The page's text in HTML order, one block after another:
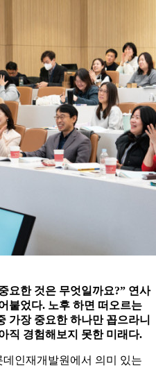
요한 것은 무엇일까요?” 연사
붙었다. 노후 하면 떠오르는
가장 중요한 하나만 꼽으라니
직 경험해보지 못한 미래다.
인재개발원에서 의미 있는